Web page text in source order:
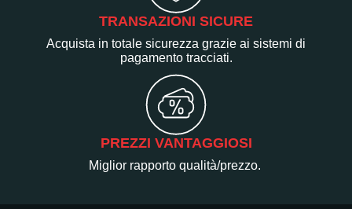
TRANSAZIONI SICURE
Acquista in totale sicurezza grazie ai sistemi di
pagamento tracciati.
PREZZI VANTAGGIOSI
Miglior rapporto qualità/prezzo.